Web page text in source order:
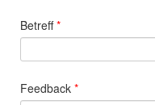
Betreff*
Feedback *